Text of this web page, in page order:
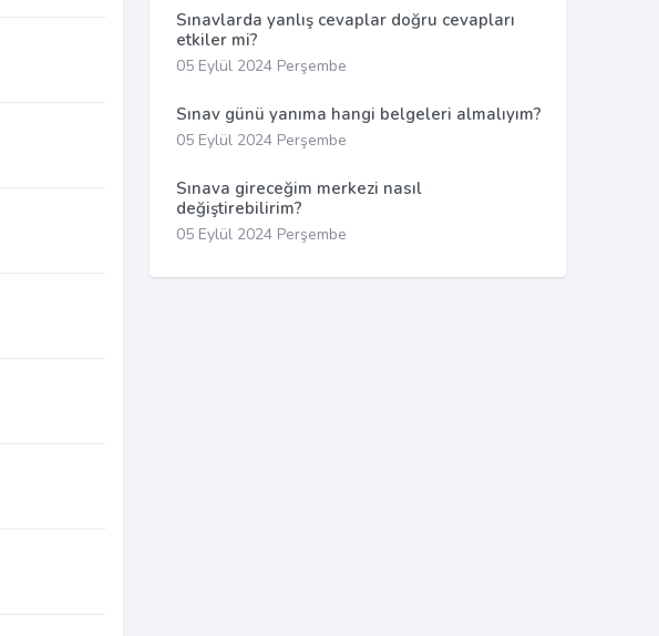
Sınavlarda yanlış cevaplar doğru cevapları
etkiler mi?
05 Eylül 2024 Perşembe
Sınav günü yanıma hangi belgeleri almalıyım?
05 Eylül 2024 Perşembe
Sınava gireceğim merkezi nasıl
değiştirebilirim?
05 Eylül 2024 Perşembe